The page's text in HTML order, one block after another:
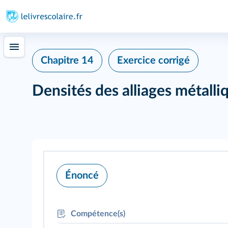
Chapitre 14 Exercice corrigé
Densités des alliages
Énoncé
Compétence(s)